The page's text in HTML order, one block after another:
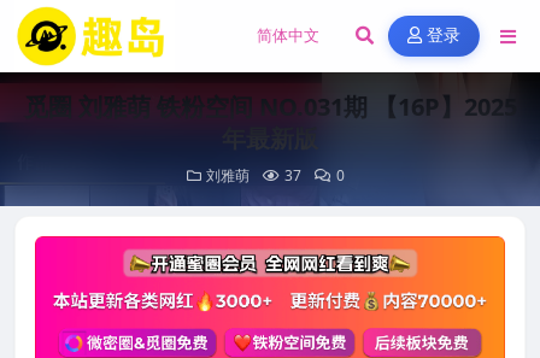
登录
觅圈 刘雅萌 铁粉空间 NO.031期 【16P】2025
刘雅萌 37 0